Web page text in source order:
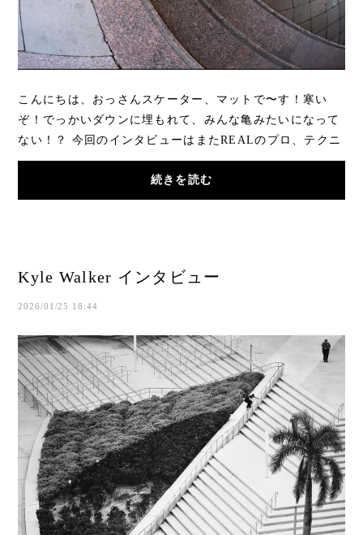
こんにちは、おっさんスケーター、マットで〜す！寒い
ぞ！でっかいダウンに埋もれて、みんな亀みたいになって
ない！？ 今回のインタビューはまたREALのプロ、テクニ
カルもギャップも問題なしのボーイ、スケボー業...
続きを読む
Kyle Walker インタビュー
2026/01/25 18:44